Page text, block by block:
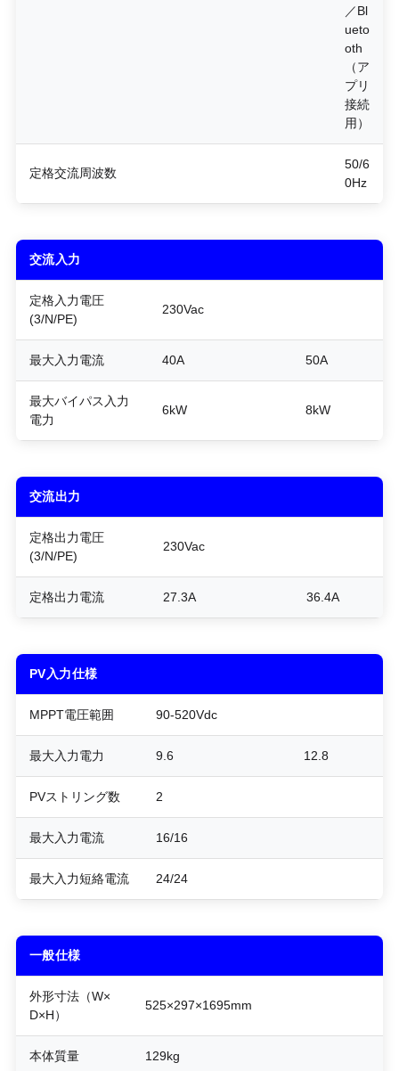
／Bl
ueto
oth
（ア
プリ
接続
用）
定格交流周波数
50/6
0Hz
交流入力
定格入力電圧
(3/N/PE)
230Vac
最大入力電流 40A 50A
最大バイパス入力
電力
6kW 8kW
交流出力
定格出力電圧
(3/N/PE)
230Vac
定格出力電流 27.3A 36.4A
PV入力仕様
MPPT電圧範囲 90-520Vdc
最大入力電力 9.6 12.8
PVストリング数 2
最大入力電流 16/16
最大入力短絡電流 24/24
一般仕様
外形寸法（W×
D×H）
525×297×1695mm
本体質量 129kg